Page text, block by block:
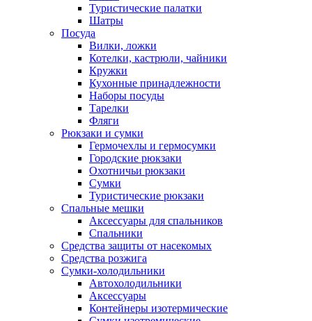
Туристические палатки
Шатры
Посуда
Вилки, ложки
Котелки, кастрюли, чайники
Кружки
Кухонные принадлежности
Наборы посуды
Тарелки
Фляги
Рюкзаки и сумки
Гермочехлы и гермосумки
Городские рюкзаки
Охотничьи рюкзаки
Сумки
Туристические рюкзаки
Спальные мешки
Аксессуары для спальников
Спальники
Средства защиты от насекомых
Средства розжига
Сумки-холодильники
Автохолодильники
Аксессуары
Контейнеры изотермические